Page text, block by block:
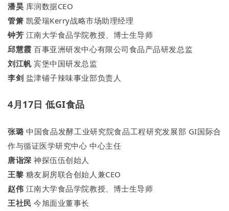
潘昊 库润数据CEO
管箫 凯爱瑞Kerry战略市场助理经理
钟芳 江南大学食品学院教授、博士生导师
邱慧霞 百事亚洲研发中心有限公司食品产品研发总监
刘江帆宾堡中国研发总监
李剑 盐津铺子辣味事业部负责人
4月17日 低GI食品
张璐 中国食品发酵工业研究院食品工程研究发展部 GI国际合
作与循证医学研究中心 中心主任
唐诣深 神探伍伍创始人
王黎 糖友厨房联合创始人兼CEO
赵伟 江南大学食品学院教授、博士生导师
王社民 今旭面业董事长